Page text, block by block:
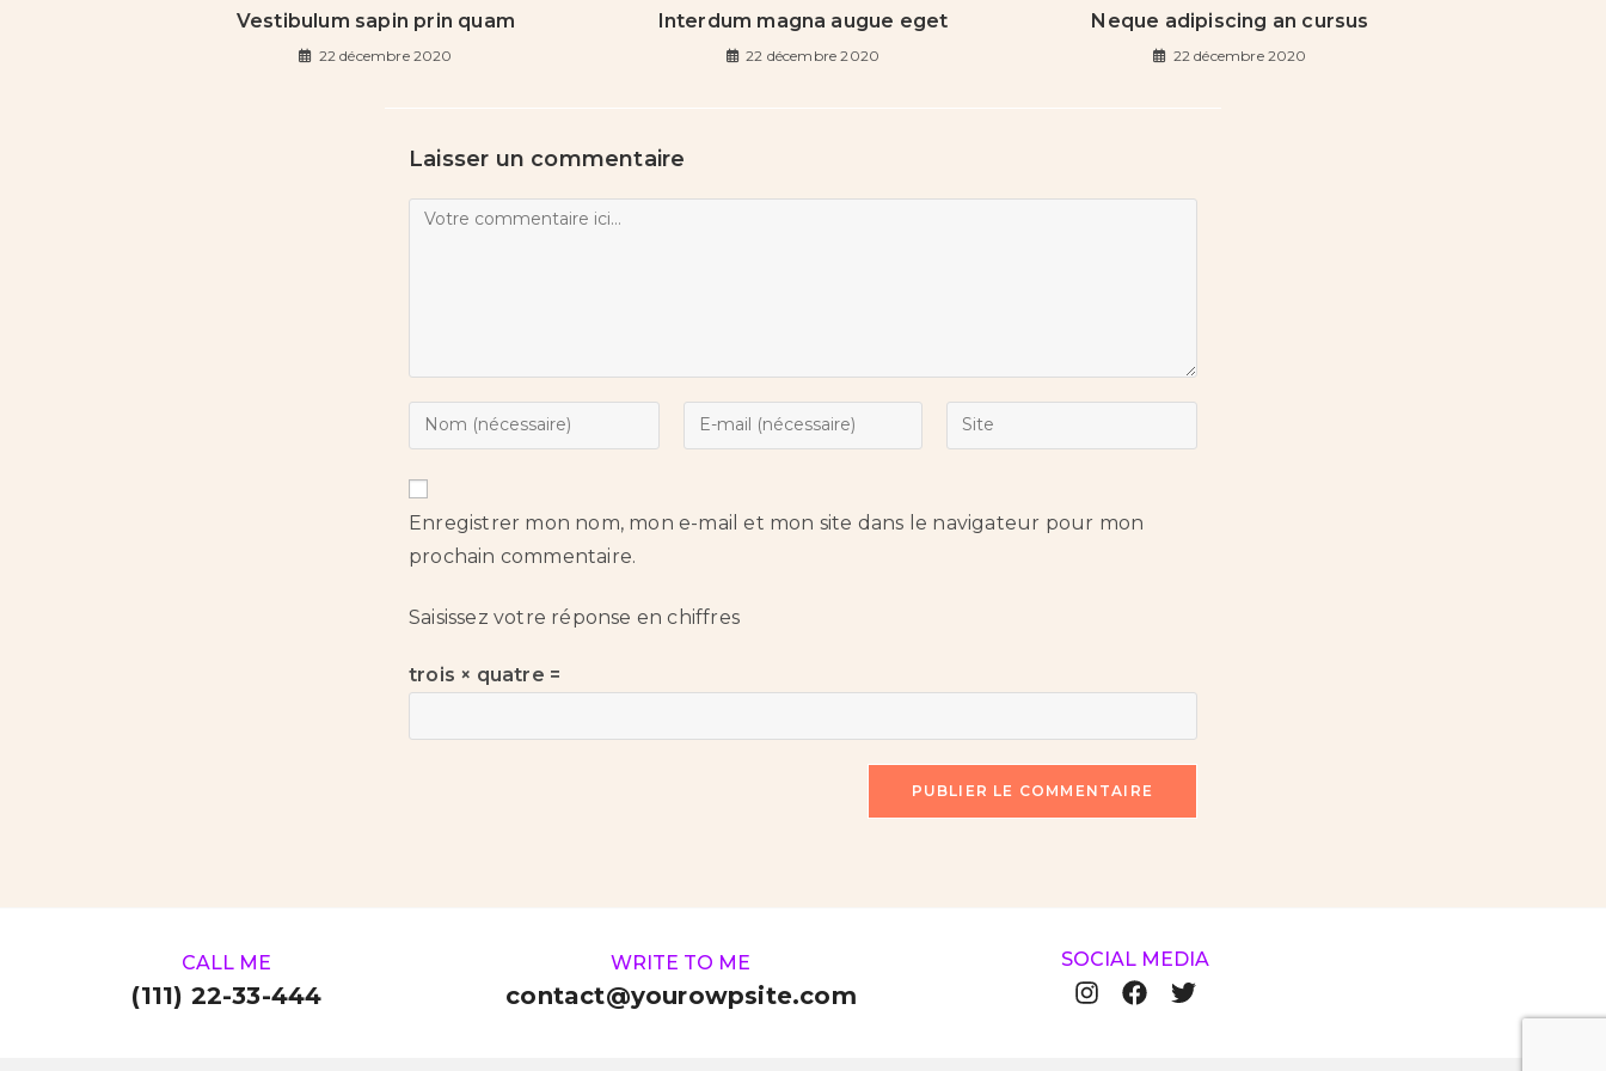
Vestibulum sapin prin quam
22 décembre 2020
Interdum magna augue eget
22 décembre 2020
Neque adipiscing an cursus
22 décembre 2020
Laisser un commentaire
Enregistrer mon nom, mon e-mail et mon site dans le navigateur pour mon
prochain commentaire.
Saisissez votre réponse en chiffres
trois × quatre =
CALL ME
(111) 22-33-444
WRITE TO ME
contact@yourowpsite.com
SOCIAL MEDIA